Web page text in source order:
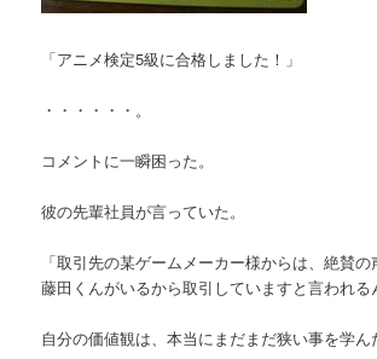
「アニメ検定5級に合格しました！」
・・・・・・。
コメントに一瞬困った。
彼の先輩社員が言っていた。
「取引先の某ゲームメーカー様からは、絶賛の
藤田くんがいるから取引していますと言われる
自分の価値観は、本当にまだまだ狭い事を学ん